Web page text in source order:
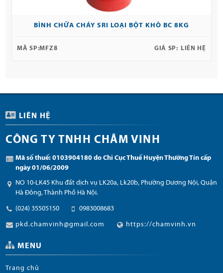
BÌNH CHỮA CHÁY SRI LOẠI BỘT KHÔ BC 8KG
MÃ SP:MFZ8 GIÁ SP: LIÊN HỆ
LIÊN HỆ
CÔNG TY TNHH CHÂM VINH
Mã số thuế: 0103904180 do Chi Cục Thuế Huyện Thường Tín cấp
ngày 01/06/2009
NO 10-LK45 Khu đất dịch vụ LK20a, Lk20b, Phường Dương Nội, Quận
Hà Đông, Thành Phố Hà Nội.
(024) 35505150 0983008683
pkd.chamvinh@gmail.com https://chamvinh.vn
MENU
Trang chủ